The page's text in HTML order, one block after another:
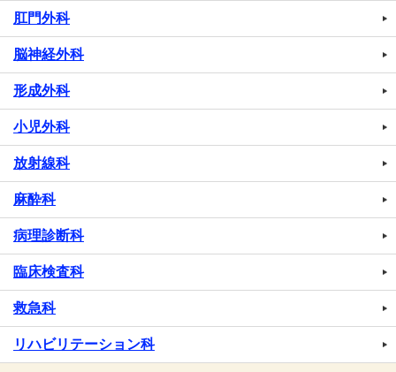
肛門外科
脳神経外科
形成外科
小児外科
放射線科
麻酔科
病理診断科
臨床検査科
救急科
リハビリテーション科